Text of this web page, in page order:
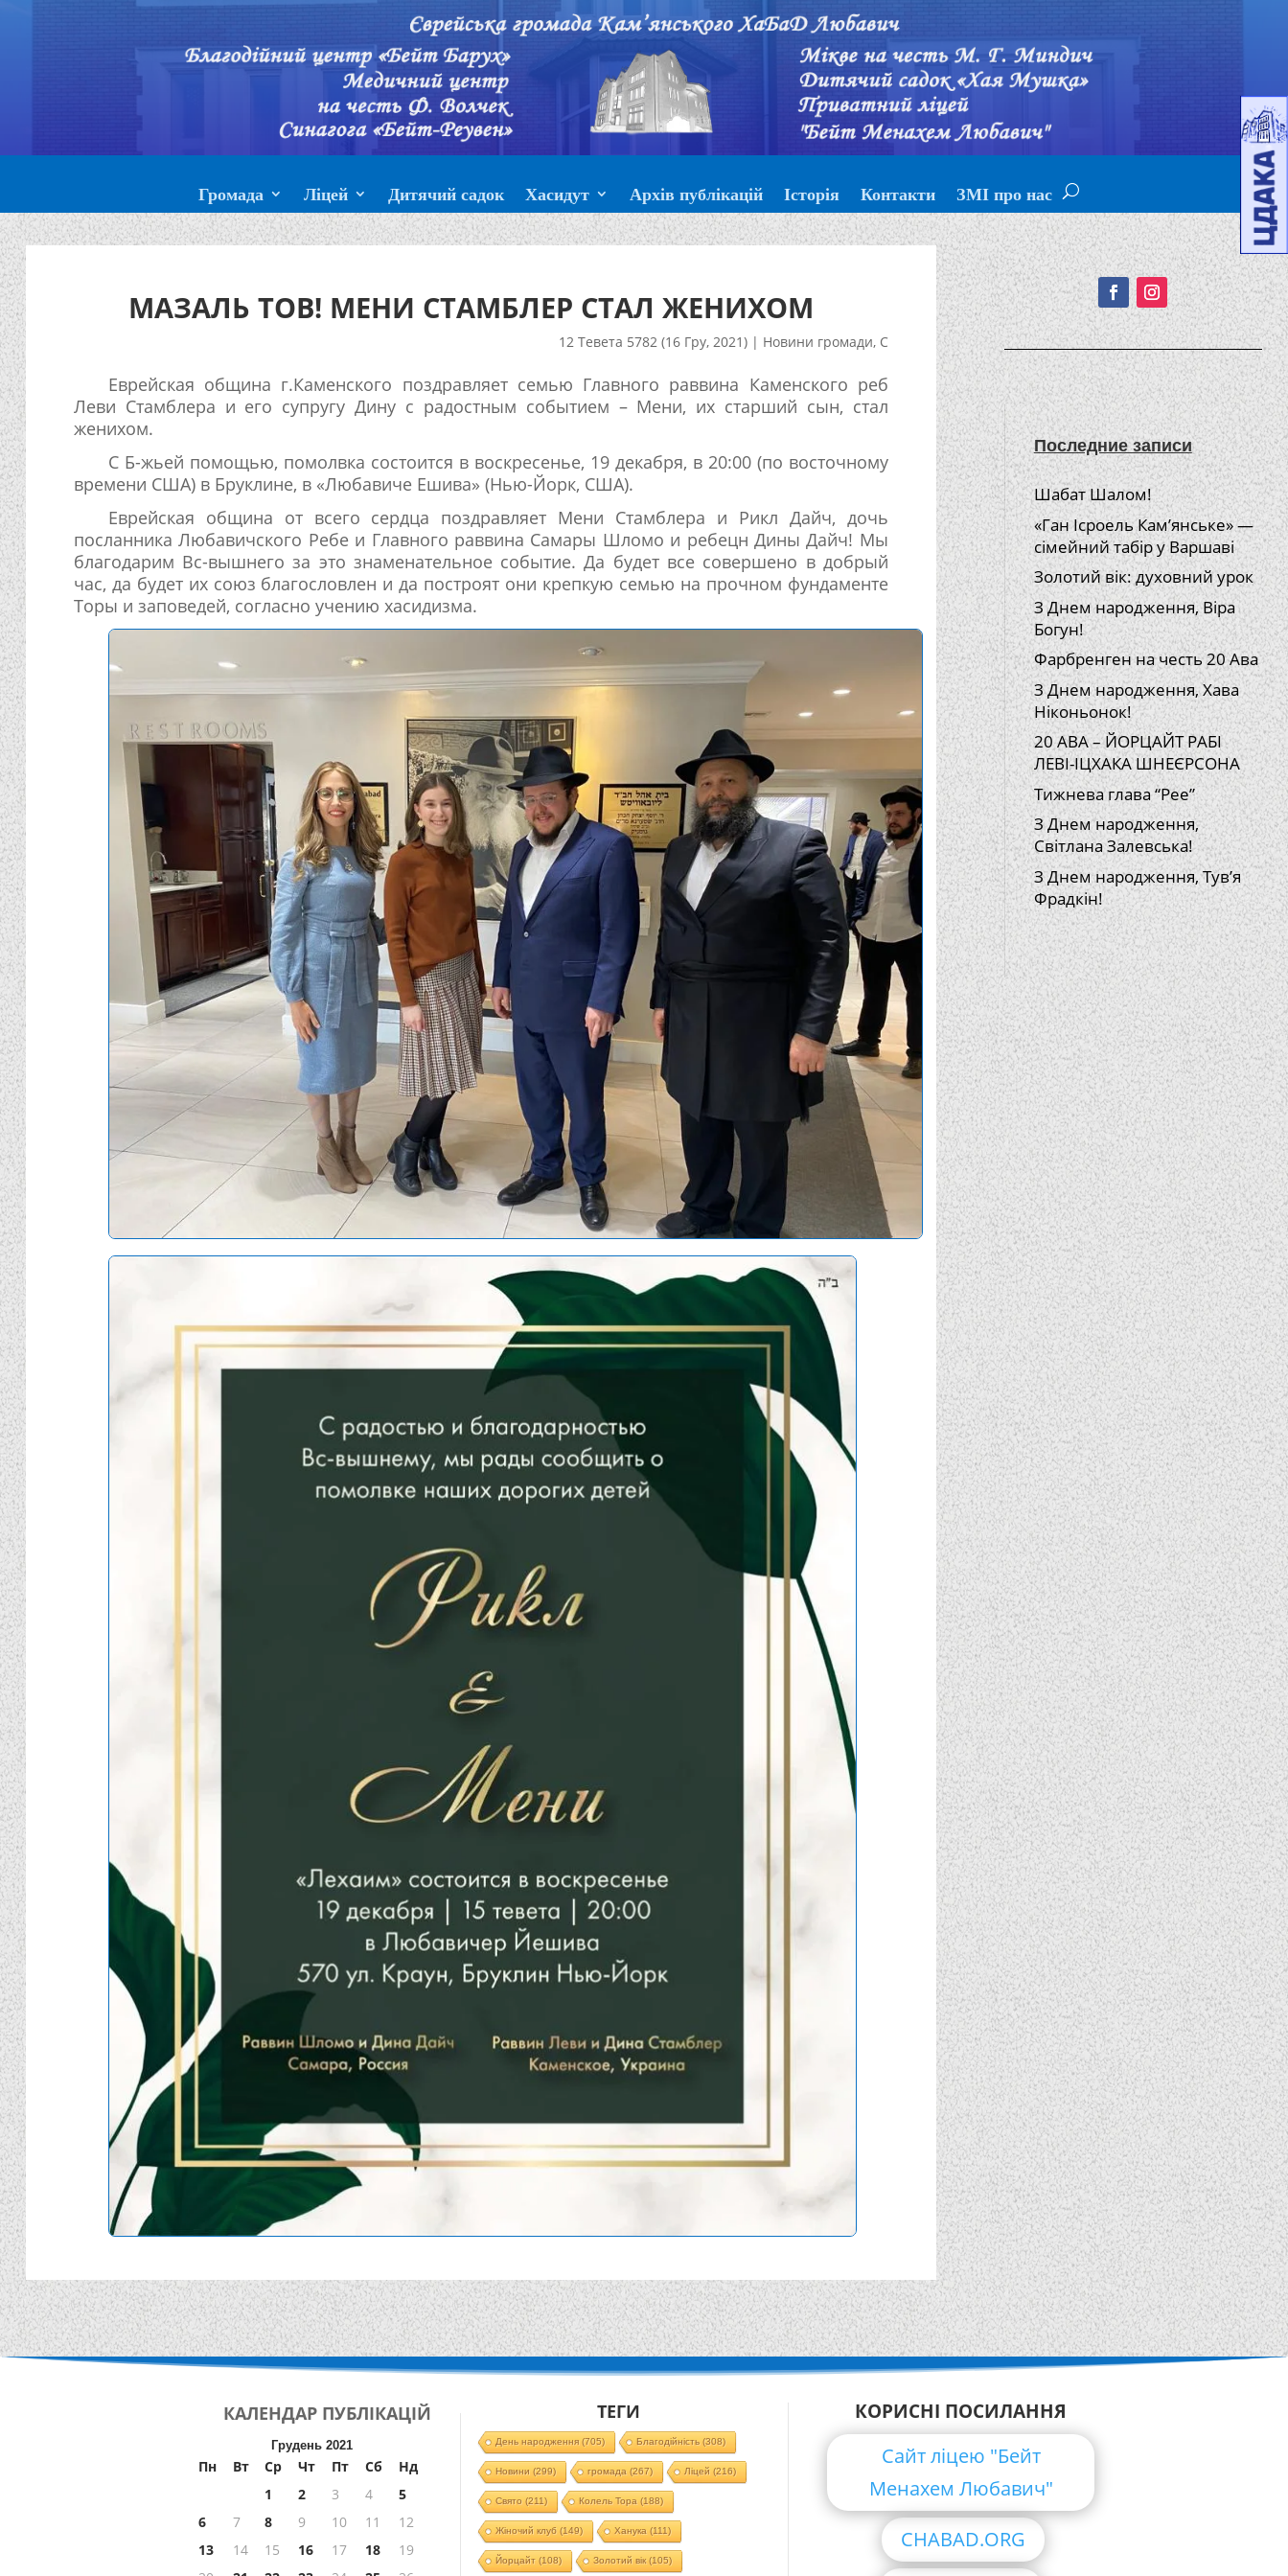
Громада Ліцей Дитячий садок Хасидут Архів публікацій Історія Контакти ЗМІ про нас
МАЗАЛЬ ТОВ! МЕНИ СТАМБЛЕР СТАЛ ЖЕНИХОМ
12 Тевета 5782 (16 Гру, 2021)| Новини громади, С
Еврейская община г.Каменского поздравляет семью Главного раввина Каменского реб
Леви Стамблера и его супругу Дину с радостным событием – Мени, их старший сын, стал
женихом.
С Б-жьей помощью, помолвка состоится в воскресенье, 19 декабря, в 20:00 (по восточному
времени США) в Бруклине, в «Любавиче Ешива» (Нью-Йорк, США).
Еврейская община от всего сердца поздравляет Мени Стамблера и Рикл Дайч, дочь
посланника Любавичского Ребе и Главного раввина Самары Шломо и ребецн Дины Дайч! Мы
благодарим Вс-вышнего за это знаменательное событие. Да будет все совершено в добрый
час, да будет их союз благословлен и да построят они крепкую семью на прочном фундаменте
Торы и заповедей, согласно учению хасидизма.
Подписывайтесь!
Последние записи
Шабат Шалом!
«Ган Ісроель Кам’янське» —
сімейний табір у Варшаві
Золотий вік: духовний урок
З Днем народження, Віра
Богун!
Фарбренген на честь 20 Ава
З Днем народження, Хава
Ніконьонок!
20 АВА – ЙОРЦАЙТ РАБІ
ЛЕВІ-ІЦХАКА ШНЕЄРСОНА
Тижнева глава “Рее”
З Днем народження,
Світлана Залевська!
З Днем народження, Тув’я
Фрадкін!
КАЛЕНДАР ПУБЛІКАЦІЙ
Грудень 2021
Пн Вт Ср Чт Пт Сб
Нд
1
2 3 4
5
6
7 8 9 10 11
12
13
14 15 16 17 18
19
ТЕГИ
День народження(705) Благодійність(308)
Новини (299) громада (267) Ліцей (216)
Свято (211) Колель Тора (188)
Жіночий клуб (149) Ханука (111)
Йорцайт (108) Золотий вік(105)
КОРИСНІ ПОСИЛАННЯ
Сайт ліцею "Бейт
Менахем Любавич"
CHABAD.ORG